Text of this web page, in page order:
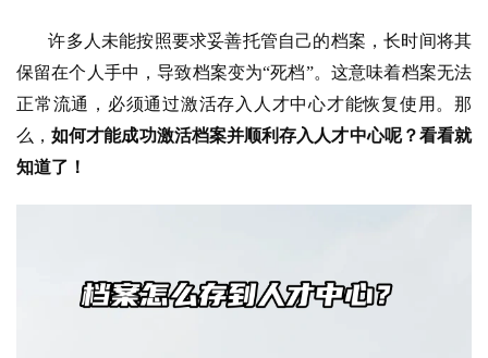
许多人未能按照要求妥善托管自己的档案，长时间将其
保留在个人手中，导致档案变为“死档”。这意味着档案无法
正常流通，必须通过激活存入人才中心才能恢复使用。那
么，如何才能成功激活档案并顺利存入人才中心呢？看看就
知道了！